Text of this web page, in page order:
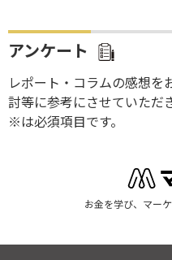
アンケート
レポート・コラムの感想を
討等に参考にさせていただ
※は必須項目です。
お金を学び、マー